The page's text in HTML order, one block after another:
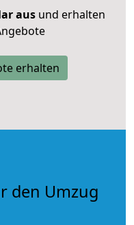
ausund erhalten
erhalten
den Umzug